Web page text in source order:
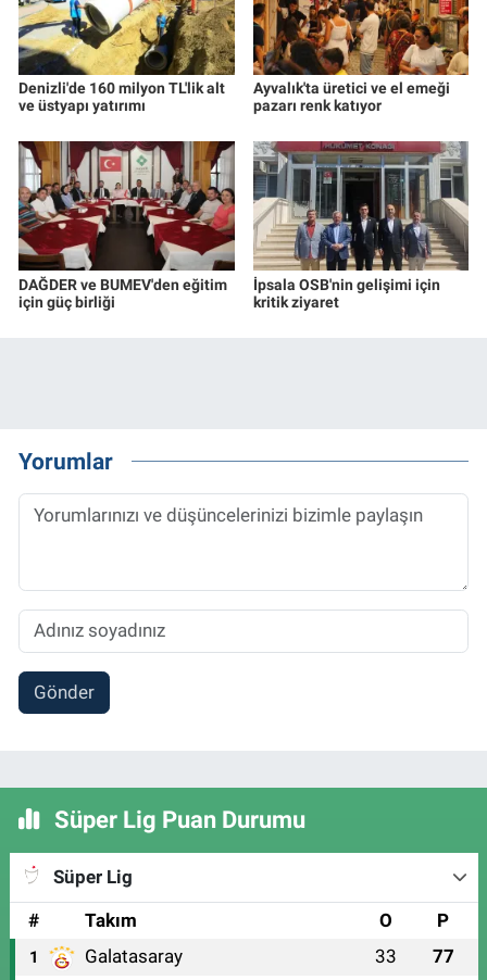
Denizli'de 160 milyon TL'lik alt
ve üstyapı yatırımı
Ayvalık'ta üretici ve el emeği
pazarı renk katıyor
DAĞDER ve BUMEV'den eğitim
için güç birliği
İpsala OSB'nin gelişimi için
kritik ziyaret
Yorumlar
Gönder
Süper Lig Puan Durumu
Süper Lig
#
Takım O P
1 Galatasaray 33 77